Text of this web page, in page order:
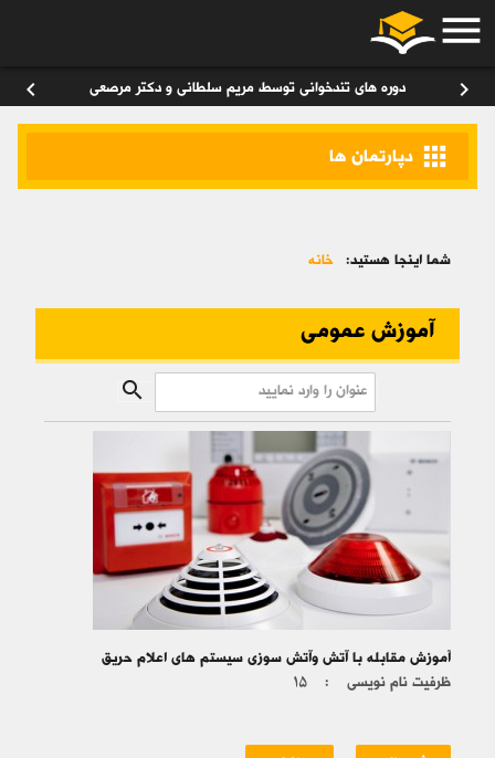
menu
chevron_right دوره های تندخوانی توسط مریم سلطانی و دکتر مرصعی chevron_left
apps دپارتمان ها
شما اینجا هستید: خانه
آموزش عمومی
search
آموزش مقابله با آتش وآتش سوزی سیستم های اعلام حریق
ظرفیت نام نویسی : ۱۵